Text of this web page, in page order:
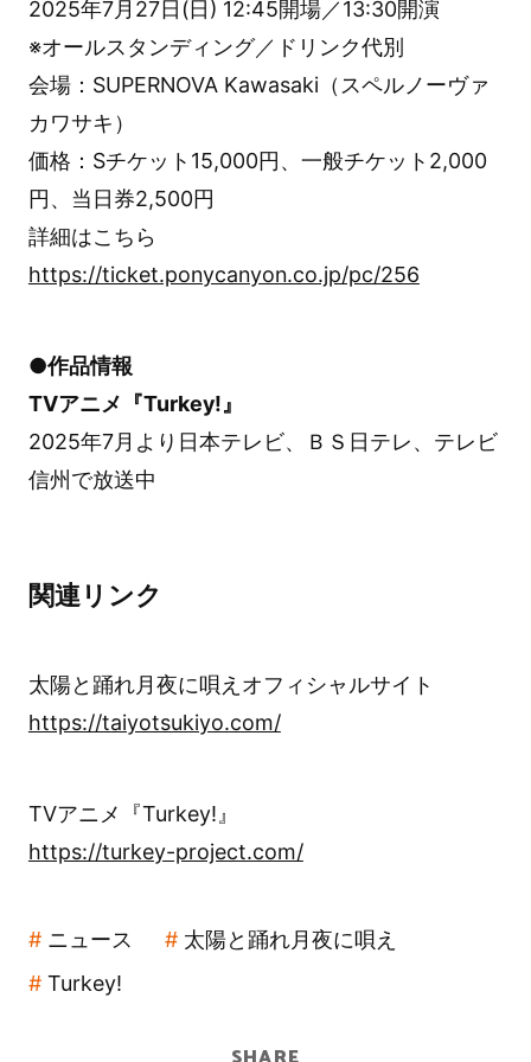
2025年7月27日(日) 12:45開場／13:30開演
※オールスタンディング／ドリンク代別
会場：SUPERNOVA Kawasaki（スペルノーヴァ
カワサキ）
価格：Sチケット15,000円、一般チケット2,000
円、当日券2,500円
詳細はこちら
https://ticket.ponycanyon.co.jp/pc/256
●作品情報
TVアニメ『Turkey!』
2025年7月より日本テレビ、ＢＳ日テレ、テレビ
信州で放送中
関連リンク
太陽と踊れ月夜に唄えオフィシャルサイト
https://taiyotsukiyo.com/
TVアニメ『Turkey!』
https://turkey-project.com/
ニュース
太陽と踊れ月夜に唄え
Turkey!